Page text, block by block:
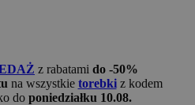
z rabatami do -50%
na wszystkie torebkiz kodem
do poniedziałku 10.08.